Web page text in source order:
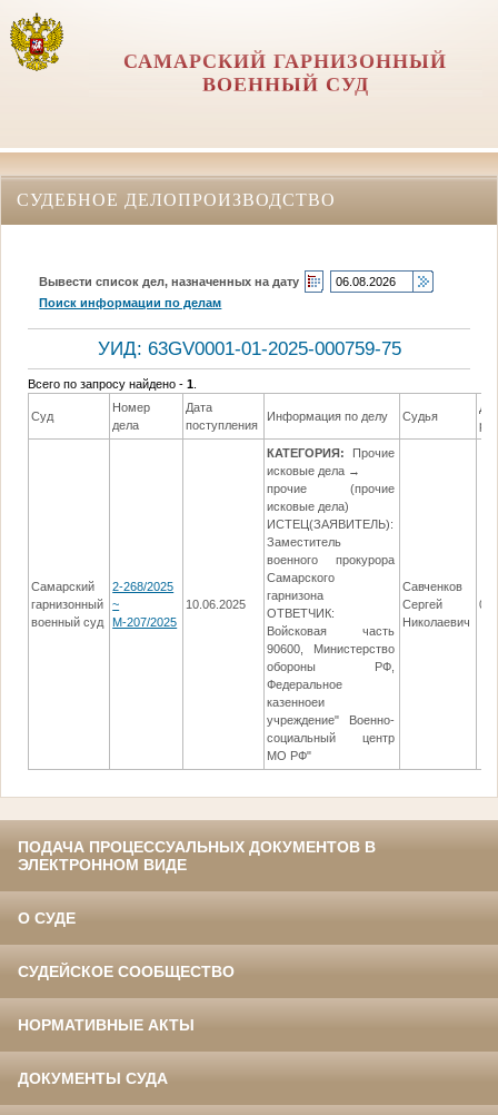
САМАРСКИЙ ГАРНИЗОННЫЙ
ВОЕННЫЙ СУД
СУДЕБНОЕ ДЕЛОПРОИЗВОДСТВО
Вывести список дел, назначенных на дату
Поиск информации по делам
УИД: 63GV0001-01-2025-000759-75
Всего по запросу найдено -1
Суд
Номер
дела
Дата
поступления
Информация по делу Судья
Самарский
гарнизонный
военный суд
2-268/2025
~
М-207/2025
10.06.2025
КАТЕГОРИЯ:
Прочие
исковые дела →
прочие (прочие
исковые дела)
ИСТЕЦ(ЗАЯВИТЕЛЬ):
Заместитель
военного прокурора
Самарского
гарнизона
ОТВЕТЧИК:
Войсковая часть
90600, Министерство
обороны РФ,
Федеральное
казенноеи
учреждение" Военно-
социальный центр
МО РФ"
Савченков
Сергей
Николаевич
ПОДАЧА ПРОЦЕССУАЛЬНЫХ ДОКУМЕНТОВ В
ЭЛЕКТРОННОМ ВИДЕ
О СУДЕ
СУДЕЙСКОЕ СООБЩЕСТВО
НОРМАТИВНЫЕ АКТЫ
ДОКУМЕНТЫ СУДА